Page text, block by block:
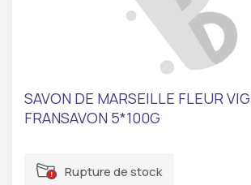
SAVON DE MARSEILLE FLEUR
FRANSAVON 5*100G
Rupture de stock